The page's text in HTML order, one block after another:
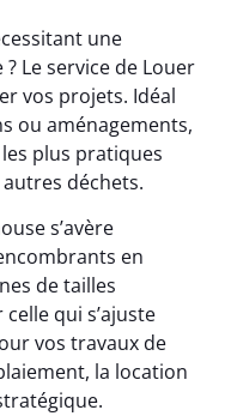
une
Le service de Louer
vos projets. Idéal
ou aménagements,
plus pratiques
déchets.
s’avère
en
de tailles
qui s’ajuste
vos travaux de
la location